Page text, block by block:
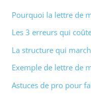
Pourquoi la lettre de
Les 3 erreurs qui
La structure qui
Exemple de lettre de
Astuces de pro pour